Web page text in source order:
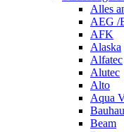
Alles
AEG /
AFK
Alaska
Alfatec
Alutec
Alto
Aqua
Beam